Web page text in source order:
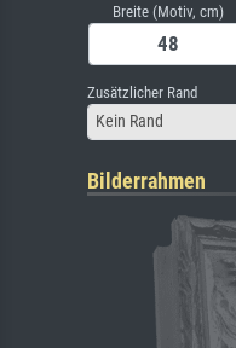
Breite (Motiv, cm)
Zusätzlicher Rand
Kein Rand
Bilderrahmen